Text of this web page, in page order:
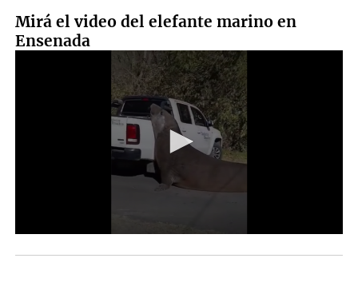
Mirá el video del elefante marino en
Ensenada